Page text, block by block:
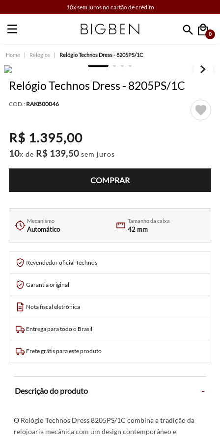
10x sem juros no cartão de crédito
Faça sua busca
0
Relógios Relógio Technos Dress - 8205PS/1C
Relógio Technos Dress - 8205PS/1C
COD.: RAKB00046
R$ 1.395,00
10x de R$ 139,50 sem juros
COMPRAR
Mecanismo
Automático
Tamanho da caixa
42 mm
Revendedor oficial Technos
Garantia original
Nota fiscal eletrônica
Entrega para todo o Brasil
Frete grátis para este produto
Descrição do produto -
O Relógio Technos Dress 8205PS/1C combina a tradição da
relojoaria mecânica com um design contemporâneo e